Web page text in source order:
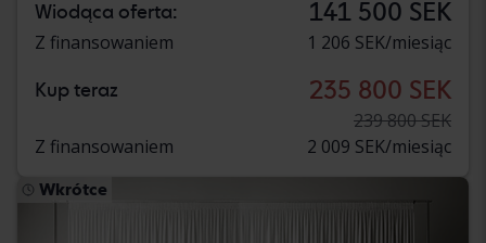
Wiodąca oferta: 141 500 SEK
Z finansowaniem 1 206 SEK/miesiąc
Kup teraz 235 800 SEK
239 800 SEK
Z finansowaniem
2 009 SEK/miesiąc
Wkrótce